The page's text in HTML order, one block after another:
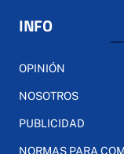
INFO
OPINIÓN
NOSOTROS
PUBLICIDAD
NORMAS PARA